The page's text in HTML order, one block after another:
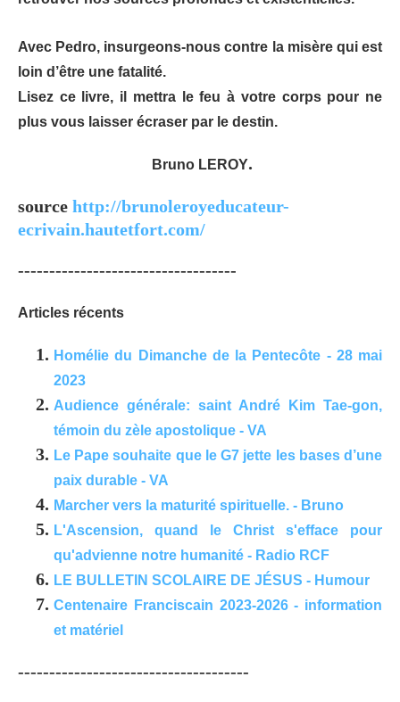
Avec Pedro, insurgeons-nous contre la misère qui est
loin d’être une fatalité.
Lisez ce livre, il mettra le feu à votre corps pour ne
plus vous laisser écraser par le destin.
Bruno LEROY.
source http://brunoleroyeducateur-
ecrivain.hautetfort.com/
-----------------------------------
Articles récents
Homélie du Dimanche de la Pentecôte - 28 mai
2023
Audience générale: saint André Kim Tae-gon,
témoin du zèle apostolique - VA
Le Pape souhaite que le G7 jette les bases d’une
paix durable - VA
Marcher vers la maturité spirituelle. - Bruno
L'Ascension, quand le Christ s'efface pour
qu'advienne notre humanité - Radio RCF
LE BULLETIN SCOLAIRE DE JÉSUS - Humour
Centenaire Franciscain 2023-2026 - information
et matériel
-------------------------------------